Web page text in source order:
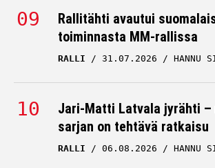
Rallitähti avautui
toiminnasta MM-rallissa
RALLI 31.07.2026 HANNU
Jari-Matti Latvala jyrähti –
sarjan on tehtävä ratkaisu
RALLI 06.08.2026 HANNU